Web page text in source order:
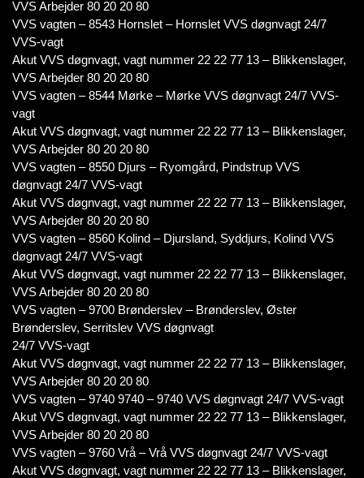
VVS Arbejder 80 20 20 80
VVS vagten – 8543 Hornslet – Hornslet VVS døgnvagt 24/7
VVS-vagt
Akut VVS døgnvagt, vagt nummer 22 22 77 13 – Blikkenslager,
VVS Arbejder 80 20 20 80
VVS vagten – 8544 Mørke – Mørke VVS døgnvagt 24/7 VVS-
vagt
Akut VVS døgnvagt, vagt nummer 22 22 77 13 – Blikkenslager,
VVS Arbejder 80 20 20 80
VVS vagten – 8550 Djurs – Ryomgård, Pindstrup VVS
døgnvagt 24/7 VVS-vagt
Akut VVS døgnvagt, vagt nummer 22 22 77 13 – Blikkenslager,
VVS Arbejder 80 20 20 80
VVS vagten – 8560 Kolind – Djursland, Syddjurs, Kolind VVS
døgnvagt 24/7 VVS-vagt
Akut VVS døgnvagt, vagt nummer 22 22 77 13 – Blikkenslager,
VVS Arbejder 80 20 20 80
VVS vagten – 9700 Brønderslev – Brønderslev, Øster
Brønderslev, Serritslev VVS døgnvagt
24/7 VVS-vagt
Akut VVS døgnvagt, vagt nummer 22 22 77 13 – Blikkenslager,
VVS Arbejder 80 20 20 80
VVS vagten – 9740 9740 – 9740 VVS døgnvagt 24/7 VVS-vagt
Akut VVS døgnvagt, vagt nummer 22 22 77 13 – Blikkenslager,
VVS Arbejder 80 20 20 80
VVS vagten – 9760 Vrå – Vrå VVS døgnvagt 24/7 VVS-vagt
Akut VVS døgnvagt, vagt nummer 22 22 77 13 – Blikkenslager,